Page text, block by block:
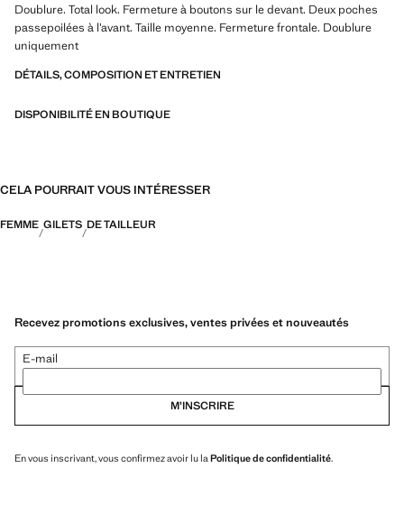
Doublure. Total look. Fermeture à boutons sur le devant. Deux poches
passepoilées à l’avant. Taille moyenne. Fermeture frontale. Doublure
uniquement
DÉTAILS, COMPOSITION ET ENTRETIEN
DISPONIBILITÉ EN BOUTIQUE
CELA POURRAIT VOUS INTÉRESSER
FEMME GILETS DE TAILLEUR
Recevez promotions exclusives, ventes privées et nouveautés
E-mail
M’INSCRIRE
En vous inscrivant, vous confirmez avoir lu la Politique de confidentialité.